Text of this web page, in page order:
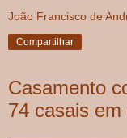
João Francisco de
Compartilhar
Casamento
74 casais